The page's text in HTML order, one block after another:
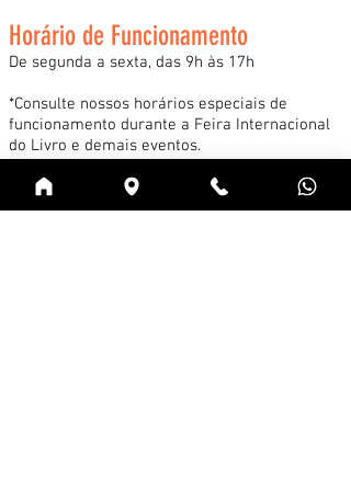
Horário de Funcionamento
De segunda a sexta, das 9h às 17h
*Consulte nossos horários especiais de
funcionamento durante a Feira Internacional
do Livro e demais eventos.